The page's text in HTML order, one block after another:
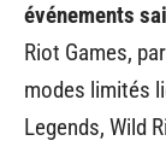
événements
Riot Games,
modes limités
Legends, Wild